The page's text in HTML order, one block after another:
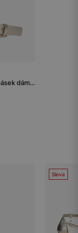
Zlatý kožený pásek dámský s jemnou přezkou
Sleva